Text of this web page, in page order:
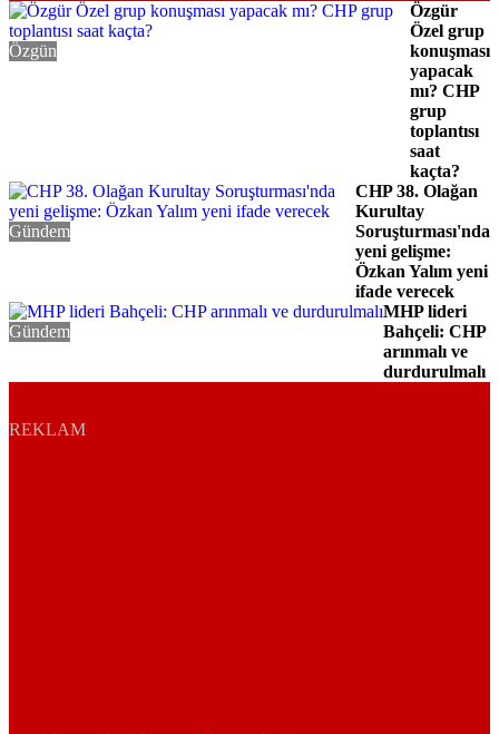
Özgün
Özgür
Özel grup
konuşması
yapacak
mı? CHP
grup
toplantısı
saat
kaçta?
Gündem
CHP 38. Olağan
Kurultay
Soruşturması'nda
yeni gelişme:
Özkan Yalım yeni
ifade verecek
Gündem
MHP lideri
Bahçeli: CHP
arınmalı ve
durdurulmalı
REKLAM